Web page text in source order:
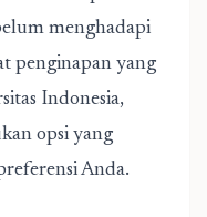
menghadapi
penginapan yang
Indonesia,
opsi yang
Anda.